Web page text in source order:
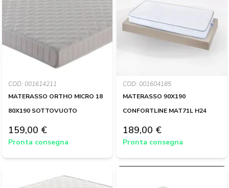
COD: 001614211
MATERASSO ORTHO MICRO 18
80X190 SOTTOVUOTO
159,00 €
Pronta consegna
COD: 001604185
MATERASSO 90X190
CONFORTLINE MAT71L H24
189,00 €
Pronta consegna